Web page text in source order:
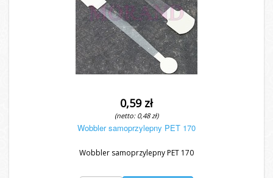
0,59 zł
(netto: 0,48 zł)
Wobbler samoprzylepny PET 170
Wobbler samoprzylepny PET 170